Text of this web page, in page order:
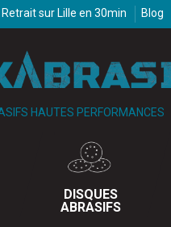
Retrait sur Lille en 30min Blog
HAUTES PERFORMANCES
DISQUES
ABRASIFS